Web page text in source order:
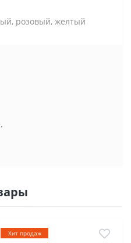
розовый, желтый
Хит продаж